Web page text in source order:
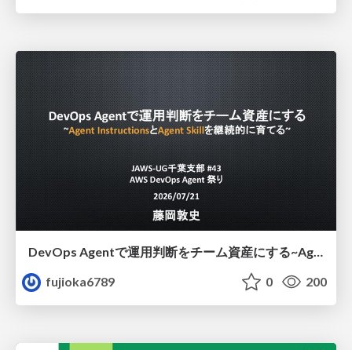
DevOps Agentで運用判断をチーム資産にする ~Agent InstructionsとAgent Skillを継続的に育てる~
fujioka6789
0 200